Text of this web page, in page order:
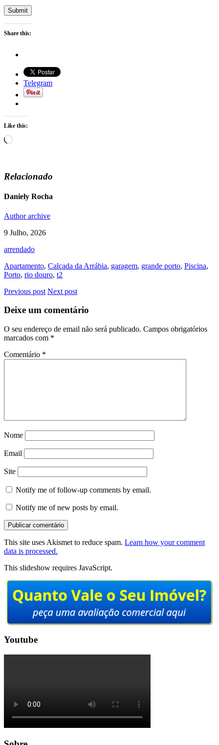
Submit
Share this:
Telegram
Like this:
Loading…
Relacionado
Daniely Rocha
Author archive
9 Julho, 2026
arrendado
Apartamento, Calçada da Arrábia, garagem, grande porto, Piscina,
Porto, rio douro, t2
Previous post Next post
Deixe um comentário
O seu endereço de email não será publicado. Campos obrigatórios
marcados com *
Comentário *
Nome
Email
Site
Notify me of follow-up comments by email.
Notify me of new posts by email.
This site uses Akismet to reduce spam. Learn how your comment
data is processed.
This slideshow requires JavaScript.
Youtube